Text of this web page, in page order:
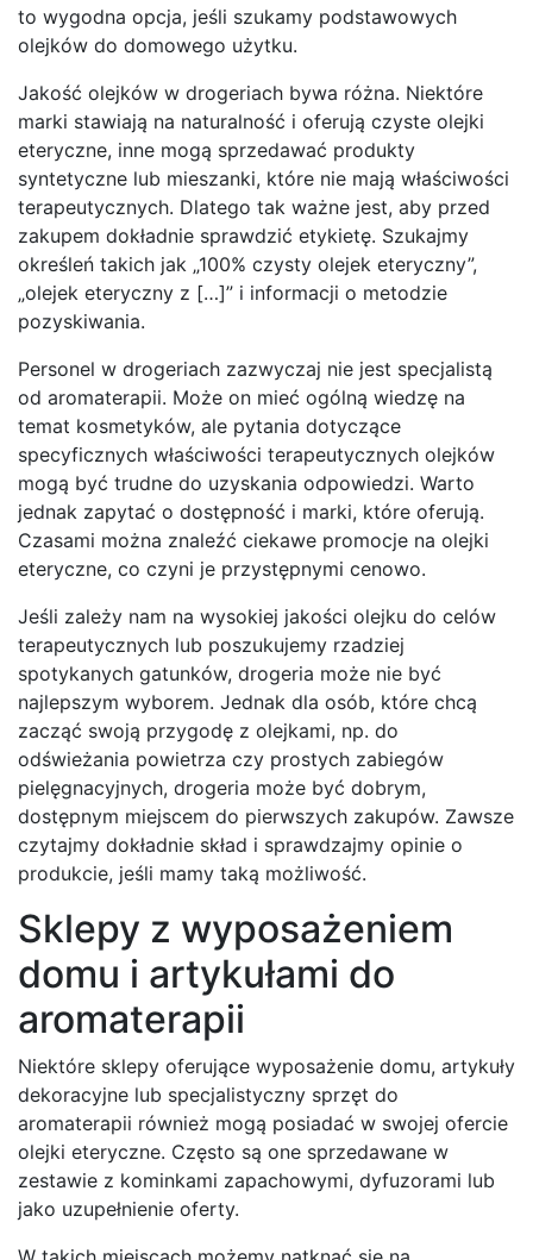
to wygodna opcja, jeśli szukamy podstawowych
olejków do domowego użytku.
Jakość olejków w drogeriach bywa różna. Niektóre
marki stawiają na naturalność i oferują czyste olejki
eteryczne, inne mogą sprzedawać produkty
syntetyczne lub mieszanki, które nie mają właściwości
terapeutycznych. Dlatego tak ważne jest, aby przed
zakupem dokładnie sprawdzić etykietę. Szukajmy
określeń takich jak „100% czysty olejek eteryczny”,
„olejek eteryczny z […]” i informacji o metodzie
pozyskiwania.
Personel w drogeriach zazwyczaj nie jest specjalistą
od aromaterapii. Może on mieć ogólną wiedzę na
temat kosmetyków, ale pytania dotyczące
specyficznych właściwości terapeutycznych olejków
mogą być trudne do uzyskania odpowiedzi. Warto
jednak zapytać o dostępność i marki, które oferują.
Czasami można znaleźć ciekawe promocje na olejki
eteryczne, co czyni je przystępnymi cenowo.
Jeśli zależy nam na wysokiej jakości olejku do celów
terapeutycznych lub poszukujemy rzadziej
spotykanych gatunków, drogeria może nie być
najlepszym wyborem. Jednak dla osób, które chcą
zacząć swoją przygodę z olejkami, np. do
odświeżania powietrza czy prostych zabiegów
pielęgnacyjnych, drogeria może być dobrym,
dostępnym miejscem do pierwszych zakupów. Zawsze
czytajmy dokładnie skład i sprawdzajmy opinie o
produkcie, jeśli mamy taką możliwość.
Sklepy z wyposażeniem
domu i artykułami do
aromaterapii
Niektóre sklepy oferujące wyposażenie domu, artykuły
dekoracyjne lub specjalistyczny sprzęt do
aromaterapii również mogą posiadać w swojej ofercie
olejki eteryczne. Często są one sprzedawane w
zestawie z kominkami zapachowymi, dyfuzorami lub
jako uzupełnienie oferty.